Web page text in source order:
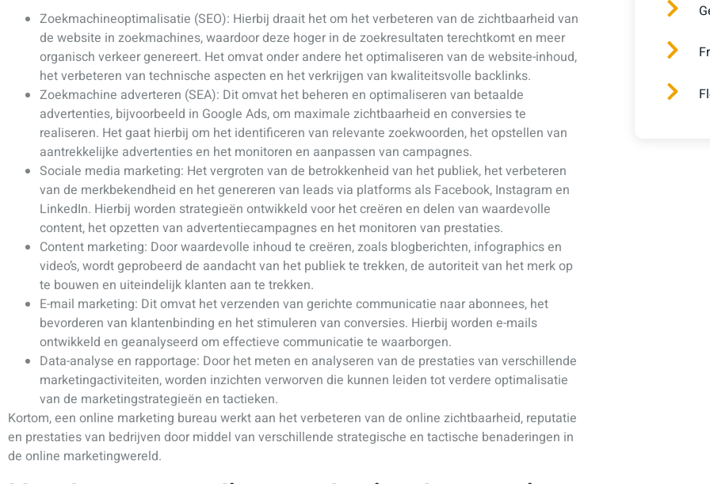
Zoekmachineoptimalisatie (SEO): Hierbij draait het om het verbeteren van de zichtbaarheid van
de website in zoekmachines, waardoor deze hoger in de zoekresultaten terechtkomt en meer
organisch verkeer genereert. Het omvat onder andere het optimaliseren van de website-inhoud,
het verbeteren van technische aspecten en het verkrijgen van kwaliteitsvolle backlinks.
Zoekmachine adverteren (SEA): Dit omvat het beheren en optimaliseren van betaalde
advertenties, bijvoorbeeld in Google Ads, om maximale zichtbaarheid en conversies te
realiseren. Het gaat hierbij om het identificeren van relevante zoekwoorden, het opstellen van
aantrekkelijke advertenties en het monitoren en aanpassen van campagnes.
Sociale media marketing: Het vergroten van de betrokkenheid van het publiek, het verbeteren
van de merkbekendheid en het genereren van leads via platforms als Facebook, Instagram en
LinkedIn. Hierbij worden strategieën ontwikkeld voor het creëren en delen van waardevolle
content, het opzetten van advertentiecampagnes en het monitoren van prestaties.
Content marketing: Door waardevolle inhoud te creëren, zoals blogberichten, infographics en
video’s, wordt geprobeerd de aandacht van het publiek te trekken, de autoriteit van het merk op
te bouwen en uiteindelijk klanten aan te trekken.
E-mail marketing: Dit omvat het verzenden van gerichte communicatie naar abonnees, het
bevorderen van klantenbinding en het stimuleren van conversies. Hierbij worden e-mails
ontwikkeld en geanalyseerd om effectieve communicatie te waarborgen.
Data-analyse en rapportage: Door het meten en analyseren van de prestaties van verschillende
marketingactiviteiten, worden inzichten verworven die kunnen leiden tot verdere optimalisatie
van de marketingstrategieën en tactieken.
Kortom, een online marketing bureau werkt aan het verbeteren van de online zichtbaarheid, reputatie
en prestaties van bedrijven door middel van verschillende strategische en tactische benaderingen in
de online marketingwereld.